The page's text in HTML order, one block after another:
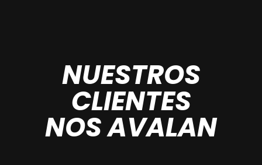
NUESTROS
CLIENTES
NOS AVALAN